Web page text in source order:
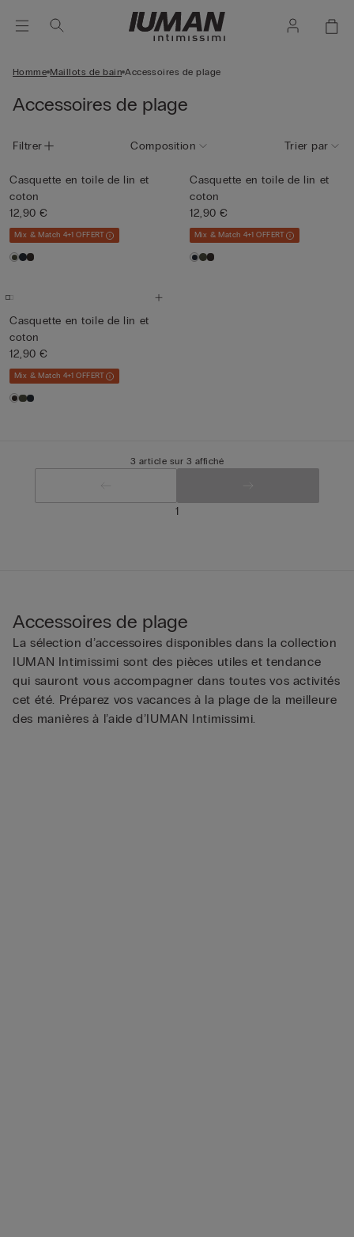
Homme Maillots de bain Accessoires de plage
Accessoires de plage
Filtrer Composition Trier par
Casquette en toile de lin et
coton
12,90 €
Mix & Match 4+1 OFFERT
Casquette en toile de lin et
coton
12,90 €
Mix & Match 4+1 OFFERT
Casquette en toile de lin et
coton
12,90 €
Mix & Match 4+1 OFFERT
3 article sur 3 affiché
1
Accessoires de plage
La sélection d’accessoires disponibles dans la collection
IUMAN Intimissimi sont des pièces utiles et tendance
qui sauront vous accompagner dans toutes vos activités
cet été. Préparez vos vacances à la plage de la meilleure
des manières à l’aide d’IUMAN Intimissimi.